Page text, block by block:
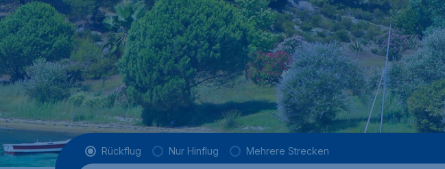
Flugtyp
Rückflug Nur Hinflug Mehrere Strecken